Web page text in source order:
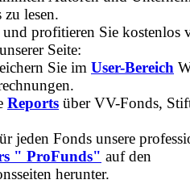
lesen.
und profitieren Sie kostenlos
Seite:
Sie im User-Bereich
Reports über VV-Fonds,
jeden Fonds unsere
" ProFunds" auf den
herunter.